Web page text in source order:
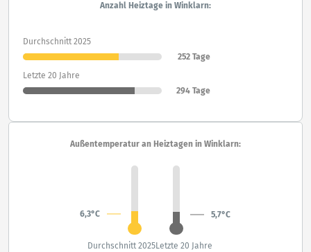
Anzahl Heiztage in Winklarn:
Durchschnitt 2025
252 Tage
Letzte 20 Jahre
294 Tage
Außentemperatur an Heiztagen in Winklarn:
6,3°C 5,7°C
Durchschnitt 2025Letzte 20 Jahre